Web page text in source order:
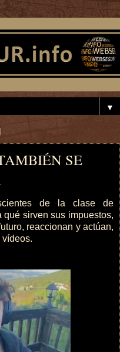
▼
SE
de la clase de
sirven sus impuestos,
reaccionan y actúan,
vídeos.